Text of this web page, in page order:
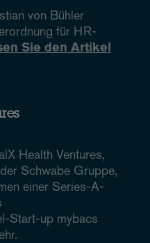
von Bühler
für HR-
Sie den Artikel
Health Ventures,
Schwabe Gruppe,
einer Series-A-
Start-up mybacs